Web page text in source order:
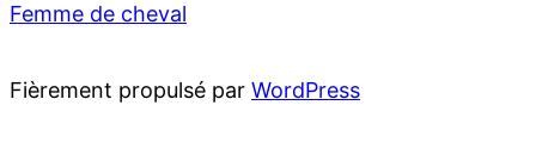
Femme de cheval
Fièrement propulsé par WordPress